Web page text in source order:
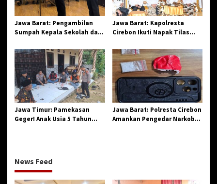
Jawa Barat: Pengambilan
Sumpah Kepala Sekolah dan
Penegasan Integritas
Aparatur Pendidikan dan
Birokrasi
Jawa Barat: Kapolresta
Cirebon Ikuti Napak Tilas
Sinergi dan Pelestarian
Sejarah
Jawa Timur: Pamekasan
Geger! Anak Usia 5 Tahun
Jawa Barat: Polresta Cirebon
Amankan Pengedar Narkoba
News Feed